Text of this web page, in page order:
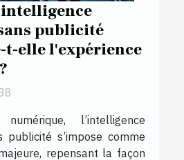
publicité
elle l'expérience
l’intelligence
publicité s’impose comme
repensant la façon